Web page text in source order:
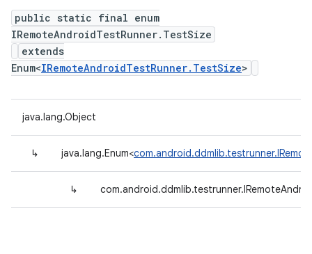
public static final enum
IRemoteAndroidTestRunner.TestSize
extends
Enum<IRemoteAndroidTestRunner.TestSize>
java.lang.Object
↳ java.lang.Enum<
↳